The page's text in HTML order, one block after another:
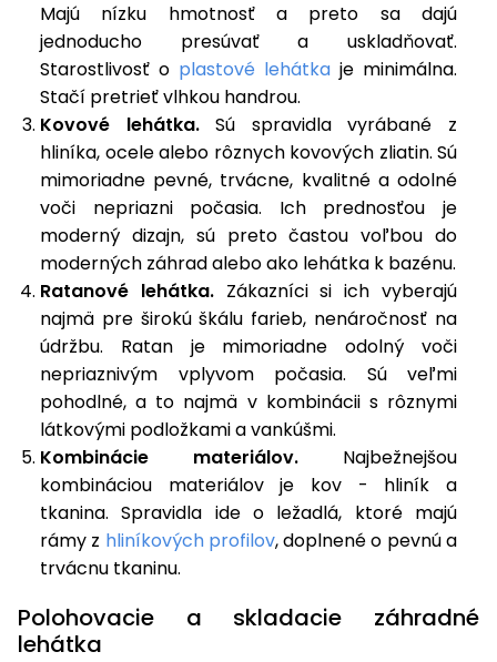
Majú nízku hmotnosť a preto sa dajú
jednoducho presúvať a uskladňovať.
Starostlivosť o plastové lehátka je minimálna.
Stačí pretrieť vlhkou handrou.
Kovové lehátka.Sú spravidla vyrábané z
hliníka, ocele alebo rôznych kovových zliatin. Sú
mimoriadne pevné, trvácne, kvalitné a odolné
voči nepriazni počasia. Ich prednosťou je
moderný dizajn, sú preto častou voľbou do
moderných záhrad alebo ako lehátka k bazénu.
Ratanové lehátka.Zákazníci si ich vyberajú
najmä pre širokú škálu farieb, nenáročnosť na
údržbu. Ratan je mimoriadne odolný voči
nepriaznivým vplyvom počasia. Sú veľmi
pohodlné, a to najmä v kombinácii s rôznymi
látkovými podložkami a vankúšmi.
Kombinácie materiálov. Najbežnejšou
kombináciou materiálov je kov - hliník a
tkanina. Spravidla ide o ležadlá, ktoré majú
rámy z hliníkových profilov, doplnené o pevnú a
trvácnu tkaninu.
Polohovacie a skladacie záhradné
lehátka